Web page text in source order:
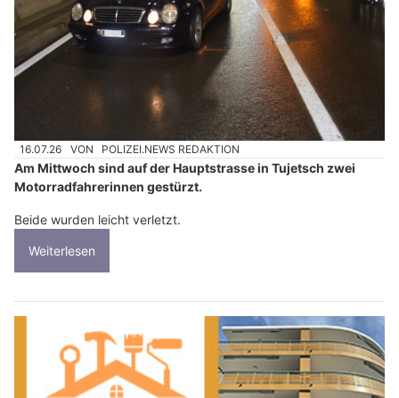
16.07.26 VON POLIZEI.NEWS REDAKTION
Am Mittwoch sind auf der Hauptstrasse in Tujetsch zwei
Motorradfahrerinnen gestürzt.
Beide wurden leicht verletzt.
Weiterlesen